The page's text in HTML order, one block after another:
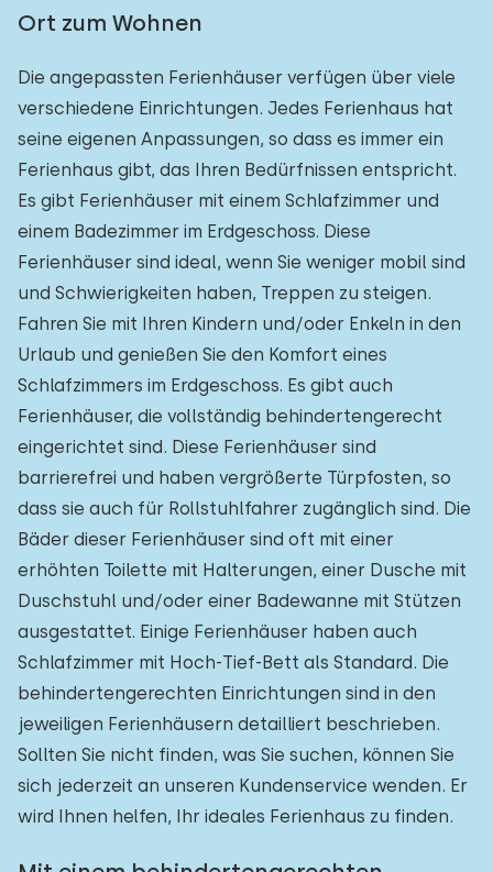
Ort zum Wohnen
Die angepassten Ferienhäuser verfügen über viele
verschiedene Einrichtungen. Jedes Ferienhaus hat
seine eigenen Anpassungen, so dass es immer ein
Ferienhaus gibt, das Ihren Bedürfnissen entspricht.
Es gibt Ferienhäuser mit einem Schlafzimmer und
einem Badezimmer im Erdgeschoss. Diese
Ferienhäuser sind ideal, wenn Sie weniger mobil sind
und Schwierigkeiten haben, Treppen zu steigen.
Fahren Sie mit Ihren Kindern und/oder Enkeln in den
Urlaub und genießen Sie den Komfort eines
Schlafzimmers im Erdgeschoss. Es gibt auch
Ferienhäuser, die vollständig behindertengerecht
eingerichtet sind. Diese Ferienhäuser sind
barrierefrei und haben vergrößerte Türpfosten, so
dass sie auch für Rollstuhlfahrer zugänglich sind. Die
Bäder dieser Ferienhäuser sind oft mit einer
erhöhten Toilette mit Halterungen, einer Dusche mit
Duschstuhl und/oder einer Badewanne mit Stützen
ausgestattet. Einige Ferienhäuser haben auch
Schlafzimmer mit Hoch-Tief-Bett als Standard. Die
behindertengerechten Einrichtungen sind in den
jeweiligen Ferienhäusern detailliert beschrieben.
Sollten Sie nicht finden, was Sie suchen, können Sie
sich jederzeit an unseren Kundenservice wenden. Er
wird Ihnen helfen, Ihr ideales Ferienhaus zu finden.